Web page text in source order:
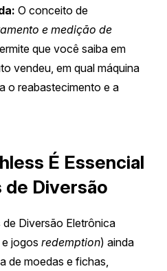
O conceito de
e medição de
que você saiba em
vendeu, em qual máquina
o reabastecimento e a
É Essencial
de Diversão
Diversão Eletrônica
jogos redemption) ainda
de moedas e fichas,